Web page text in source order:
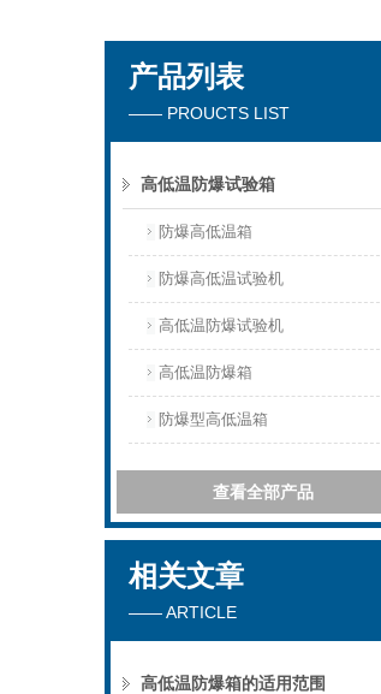
东莞市正台测试仪器有限公司
产品列表
—— PROUCTS LIST
高低温防爆试验箱
防爆高低温箱
防爆高低温试验机
高低温防爆试验机
高低温防爆箱
防爆型高低温箱
查看全部产品
相关文章
—— ARTICLE
高低温防爆箱的适用范围